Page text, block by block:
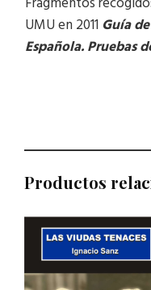
UMU en 2011 Guía
Española. Pruebas
Productos